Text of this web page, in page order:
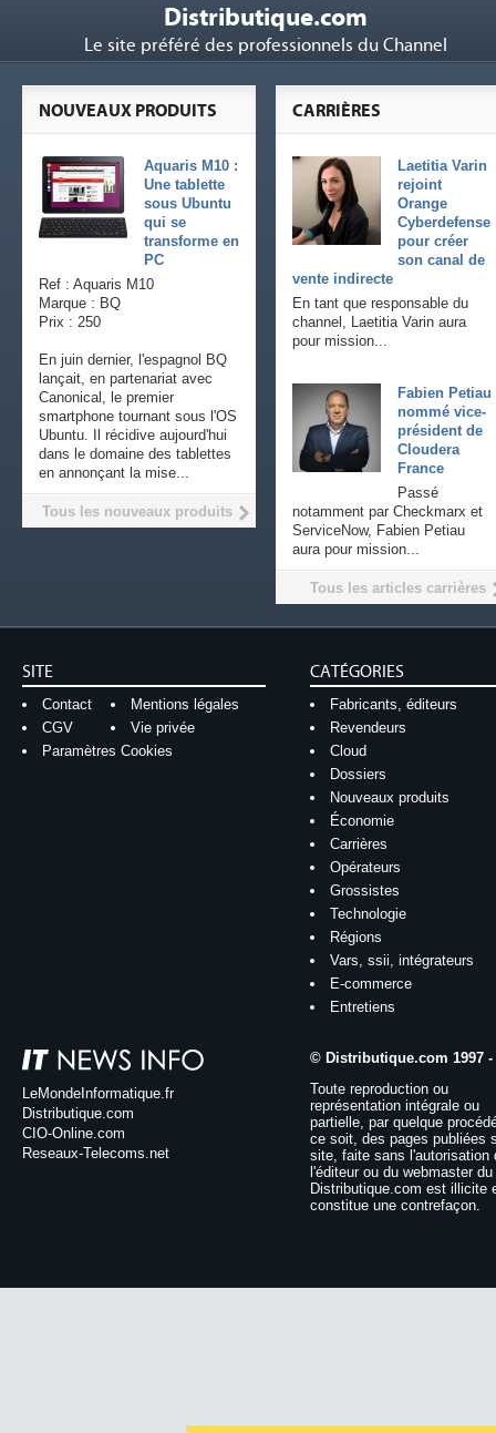
Distributique.com
Le site préféré des professionnels du Channel
CARRIÈRES
Laetitia Varin
rejoint
Orange
Cyberdefense
pour créer
son canal de
vente indirecte
En tant que responsable du
channel, Laetitia Varin aura
pour mission...
Fabien Petiau
nommé vice-
président de
Cloudera
France
Passé
notamment par Checkmarx et
ServiceNow, Fabien Petiau
aura pour mission...
Tous les articles carrières
NOUVEAUX PRODUITS
Aquaris M10 :
Une tablette
sous Ubuntu
qui se
transforme en
PC
Ref : Aquaris M10
Marque : BQ
Prix : 250
En juin dernier, l'espagnol BQ
lançait, en partenariat avec
Canonical, le premier
smartphone tournant sous l'OS
Ubuntu. Il récidive aujourd'hui
dans le domaine des tablettes
en annonçant la mise...
Tous les nouveaux produits
SITE
Contact
Mentions légales
CGV
Vie privée
Paramètres Cookies
CATÉGORIES
Fabricants, éditeurs
Revendeurs
Cloud
Dossiers
Nouveaux produits
Économie
Carrières
Opérateurs
Grossistes
Technologie
Régions
Vars, ssii, intégrateurs
E-commerce
Entretiens
LeMondeInformatique.fr
Distributique.com
CIO-Online.com
Reseaux-Telecoms.net
© Distributique.com 1997 -
Toute reproduction ou
représentation intégrale ou
partielle, par quelque
ce soit, des pages publiées
site, faite sans l'autorisation
l'éditeur ou du webmaster
Distributique.com est illicite
constitue une contrefaçon.